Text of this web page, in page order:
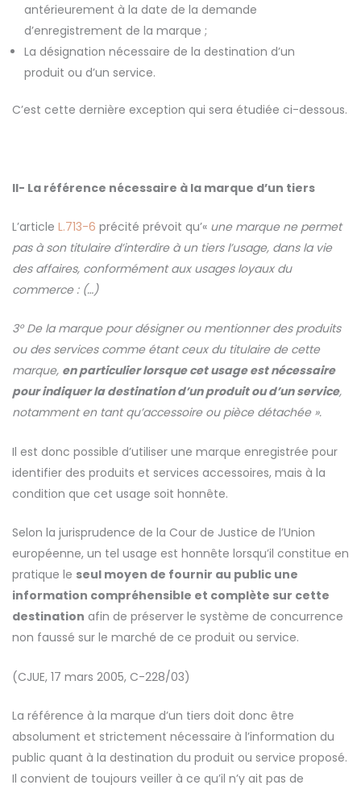
antérieurement à la date de la demande
d’enregistrement de la marque ;
La désignation nécessaire de la destination d’un
produit ou d’un service.
C’est cette dernière exception qui sera étudiée ci-dessous.
II- La référence nécessaire à la marque d’un tiers
L’article L.713-6 précité prévoit qu’« une marque ne permet
pas à son titulaire d’interdire à un tiers l’usage, dans la vie
des affaires, conformément aux usages loyaux du
commerce : (…)
3° De la marque pour désigner ou mentionner des produits
ou des services comme étant ceux du titulaire de cette
marque, en particulier lorsque cet usage est nécessaire
pour indiquer la destination d’un produit ou d’un service,
notamment en tant qu’accessoire ou pièce détachée ».
Il est donc possible d’utiliser une marque enregistrée pour
identifier des produits et services accessoires, mais à la
condition que cet usage soit honnête.
Selon la jurisprudence de la Cour de Justice de l’Union
européenne, un tel usage est honnête lorsqu’il constitue en
pratique le seul moyen de fournir au public une
information compréhensible et complète sur cette
destination afin de préserver le système de concurrence
non faussé sur le marché de ce produit ou service.
(CJUE, 17 mars 2005, C-228/03)
La référence à la marque d’un tiers doit donc être
absolument et strictement nécessaire à l’information du
public quant à la destination du produit ou service proposé.
Il convient de toujours veiller à ce qu’il n’y ait pas de